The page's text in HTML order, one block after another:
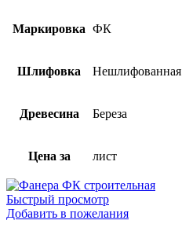
Маркировка ФК
Шлифовка Нешлифованная
Древесина Береза
Цена за лист
Быстрый просмотр
Добавить в пожелания